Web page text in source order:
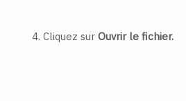
Cliquez sur Ouvrir le fichier.